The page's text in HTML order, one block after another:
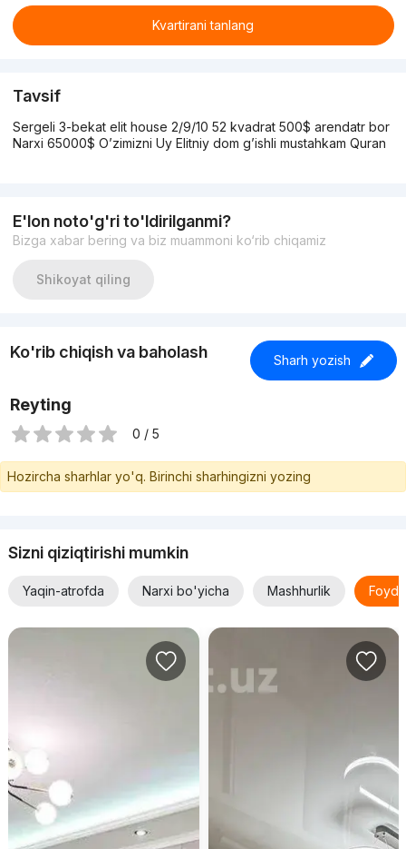
Kvartirani tanlang
Tavsif
Sergeli 3-bekat elit house 2/9/10 52 kvadrat 500$ arendatr bor
Narxi 65000$ O’zimizni Uy Elitniy dom g’ishli mustahkam Quran
E'lon noto'g'ri to'ldirilganmi?
Bizga xabar bering va biz muammoni ko‘rib chiqamiz
Shikoyat qiling
Ko'rib chiqish va baholash Sharh yozish
Reyting
0 / 5
Hozircha sharhlar yo'q. Birinchi sharhingizni yozing
Sizni qiziqtirishi mumkin
Yaqin-atrofda Narxi bo'yicha Mashhurlik